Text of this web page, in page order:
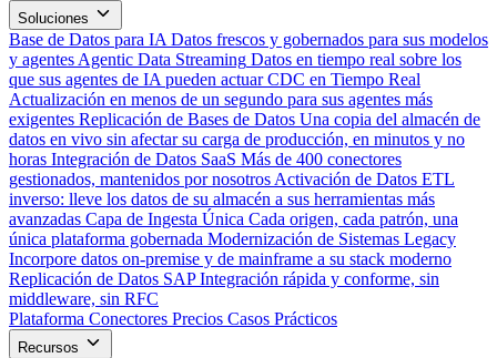
Soluciones
Base de Datos para IA Datos frescos y gobernados para sus modelos
y agentes Agentic Data Streaming Datos en tiempo real sobre los
que sus agentes de IA pueden actuar CDC en Tiempo Real
Actualización en menos de un segundo para sus agentes más
exigentes Replicación de Bases de Datos Una copia del almacén de
datos en vivo sin afectar su carga de producción, en minutos y no
horas Integración de Datos SaaS Más de 400 conectores
gestionados, mantenidos por nosotros Activación de Datos ETL
inverso: lleve los datos de su almacén a sus herramientas más
avanzadas Capa de Ingesta Única Cada origen, cada patrón, una
única plataforma gobernada Modernización de Sistemas Legacy
Incorpore datos on-premise y de mainframe a su stack moderno
Replicación de Datos SAP Integración rápida y conforme, sin
middleware, sin RFC
Plataforma Conectores Precios Casos Prácticos
Recursos